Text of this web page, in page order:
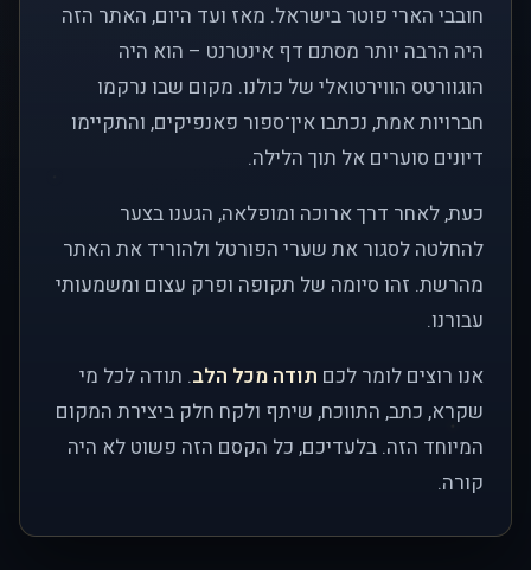
חובבי הארי פוטר בישראל. מאז ועד היום, האתר הזה
היה הרבה יותר מסתם דף אינטרנט – הוא היה
הוגוורטס הווירטואלי של כולנו. מקום שבו נרקמו
חברויות אמת, נכתבו אין־ספור פאנפיקים, והתקיימו
דיונים סוערים אל תוך הלילה.
כעת, לאחר דרך ארוכה ומופלאה, הגענו בצער
להחלטה לסגור את שערי הפורטל ולהוריד את האתר
מהרשת. זהו סיומה של תקופה ופרק עצום ומשמעותי
עבורנו.
אנו רוצים לומר לכם תודה מכל הלב. תודה לכל מי
שקרא, כתב, התווכח, שיתף ולקח חלק ביצירת המקום
המיוחד הזה. בלעדיכם, כל הקסם הזה פשוט לא היה
קורה.